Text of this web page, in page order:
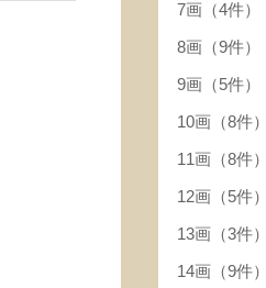
7画（4件）
8画（9件）
9画（5件）
10画（8件）
11画（8件）
12画（5件）
13画（3件）
14画（9件）